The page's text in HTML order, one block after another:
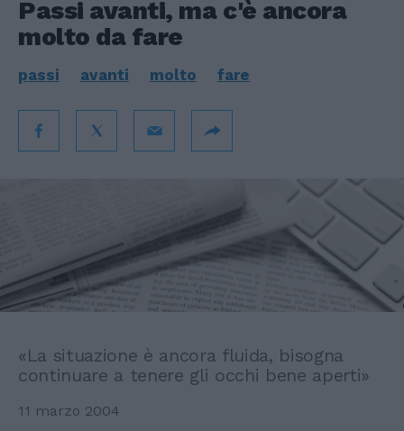
Passi avanti, ma c'è ancora
molto da fare
passi avanti molto fare
«La situazione è ancora fluida, bisogna
continuare a tenere gli occhi bene aperti»
11 marzo 2004